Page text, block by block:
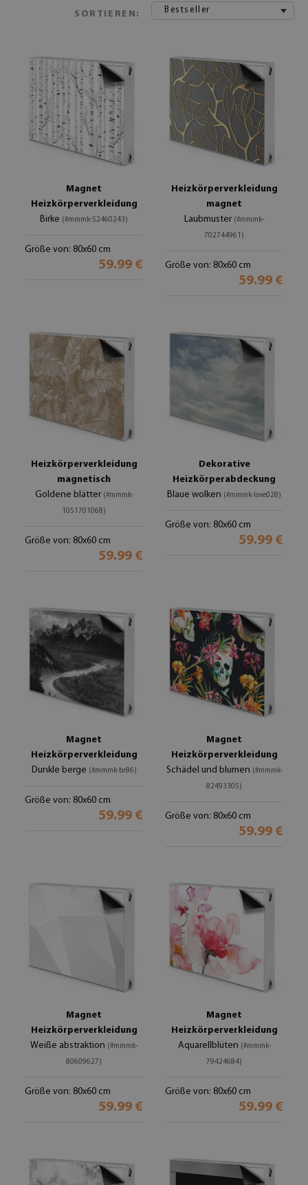
SORTIEREN: Bestseller
Magnet
Heizkörperverkleidung
Birke (#mmmk-52460243)
Größe von: 80x60 cm
59.99 €
Heizkörperverkleidung
magnet
Laubmuster (#mmmk-
702744961)
Größe von: 80x60 cm
59.99 €
Heizkörperverkleidung
magnetisch
Goldene blätter (#mmmk-
1051701068)
Größe von: 80x60 cm
59.99 €
Dekorative
Heizkörperabdeckung
Blaue wolken (#mmmk-love028)
Größe von: 80x60 cm
59.99 €
Magnet
Heizkörperverkleidung
Dunkle berge (#mmmk-br86)
Größe von: 80x60 cm
59.99 €
Magnet
Heizkörperverkleidung
Schädel und blumen (#mmmk-
82493305)
Größe von: 80x60 cm
59.99 €
Magnet
Heizkörperverkleidung
Weiße abstraktion (#mmmk-
80609627)
Größe von: 80x60 cm
59.99 €
Magnet
Heizkörperverkleidung
Aquarellblüten (#mmmk-
79424684)
Größe von: 80x60 cm
59.99 €